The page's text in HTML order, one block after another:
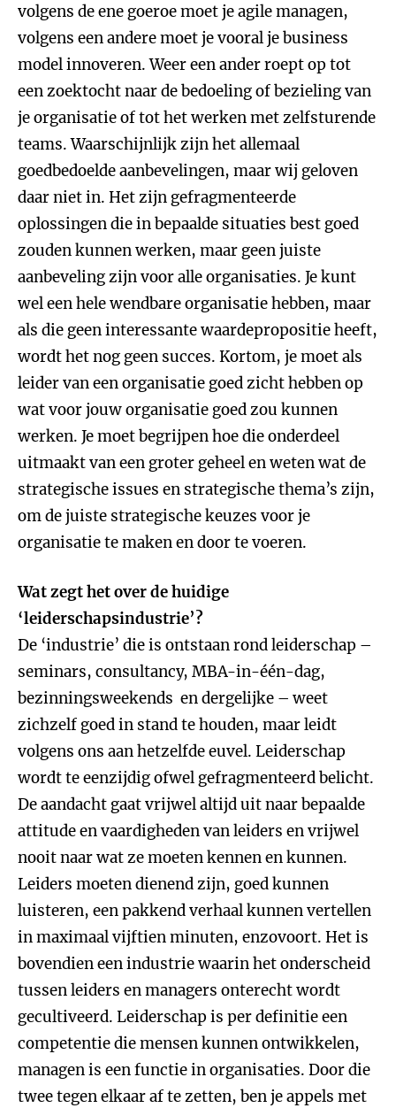
volgens de ene goeroe moet je agile managen,
volgens een andere moet je vooral je business
model innoveren. Weer een ander roept op tot
een zoektocht naar de bedoeling of bezieling van
je organisatie of tot het werken met zelfsturende
teams. Waarschijnlijk zijn het allemaal
goedbedoelde aanbevelingen, maar wij geloven
daar niet in. Het zijn gefragmenteerde
oplossingen die in bepaalde situaties best goed
zouden kunnen werken, maar geen juiste
aanbeveling zijn voor alle organisaties. Je kunt
wel een hele wendbare organisatie hebben, maar
als die geen interessante waardepropositie heeft,
wordt het nog geen succes. Kortom, je moet als
leider van een organisatie goed zicht hebben op
wat voor jouw organisatie goed zou kunnen
werken. Je moet begrijpen hoe die onderdeel
uitmaakt van een groter geheel en weten wat de
strategische issues en strategische thema’s zijn,
om de juiste strategische keuzes voor je
organisatie te maken en door te voeren.
Wat zegt het over de huidige
‘leiderschapsindustrie’?
De ‘industrie’ die is ontstaan rond leiderschap –
seminars, consultancy, MBA-in-één-dag,
bezinningsweekends en dergelijke – weet
zichzelf goed in stand te houden, maar leidt
volgens ons aan hetzelfde euvel. Leiderschap
wordt te eenzijdig ofwel gefragmenteerd belicht.
De aandacht gaat vrijwel altijd uit naar bepaalde
attitude en vaardigheden van leiders en vrijwel
nooit naar wat ze moeten kennen en kunnen.
Leiders moeten dienend zijn, goed kunnen
luisteren, een pakkend verhaal kunnen vertellen
in maximaal vijftien minuten, enzovoort. Het is
bovendien een industrie waarin het onderscheid
tussen leiders en managers onterecht wordt
gecultiveerd. Leiderschap is per definitie een
competentie die mensen kunnen ontwikkelen,
managen is een functie in organisaties. Door die
twee tegen elkaar af te zetten, ben je appels met